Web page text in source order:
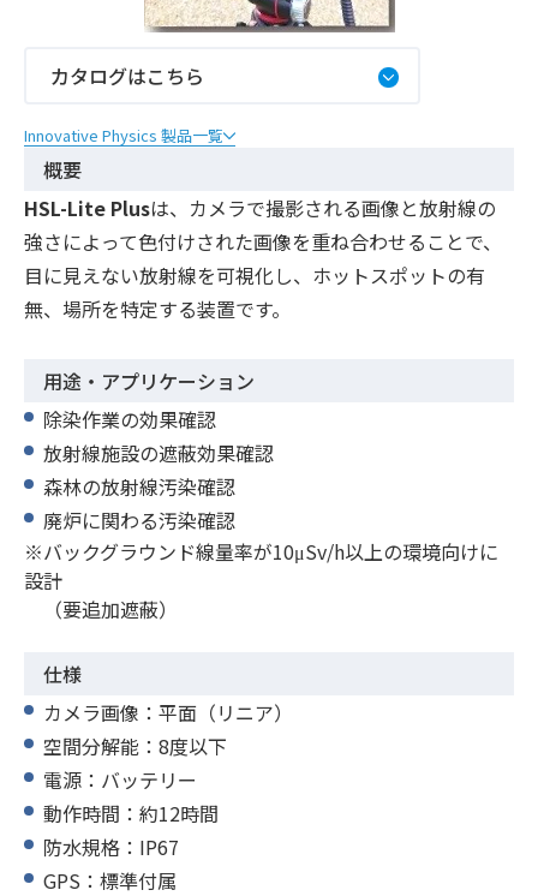
カタログはこちら
Innovative Physics 製品一覧
概要
HSL-Lite Plusは、カメラで撮影される画像と放射線の
強さによって色付けされた画像を重ね合わせることで、
目に見えない放射線を可視化し、ホットスポットの有
無、場所を特定する装置です。
用途・アプリケーション
除染作業の効果確認
放射線施設の遮蔽効果確認
森林の放射線汚染確認
廃炉に関わる汚染確認
※バックグラウンド線量率が10μSv/h以上の環境向けに
設計
（要追加遮蔽）
仕様
カメラ画像：平面（リニア）
空間分解能：8度以下
電源：バッテリー
動作時間：約12時間
防水規格：IP67
GPS：標準付属